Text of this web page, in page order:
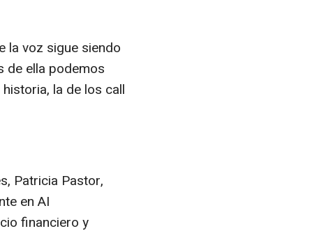
la voz sigue siendo
de ella podemos
la de los call
Patricia Pastor,
en AI
financiero y